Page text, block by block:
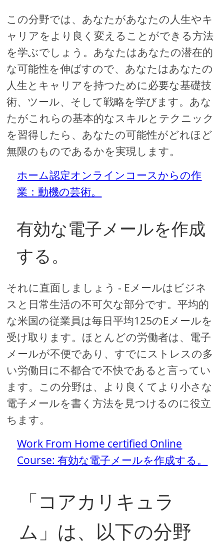
この分野では、あなたがあなたの人生やキ
ャリアをより良く変えることができる方法
を学ぶでしょう。あなたはあなたの潜在的
な可能性を伸ばすので、あなたはあなたの
人生とキャリアを持つために必要な基礎技
術、ツール、そして戦略を学びます。あな
たがこれらの基本的なスキルとテクニック
を習得したら、あなたの可能性がどれほど
無限のものであるかを実現します。
ホーム認定オンラインコースからの作
業：動機の芸術。
有効な電子メールを作成
する。
それに直面しましょう - Eメールはビジネ
スと日常生活の不可欠な部分です。平均的
な米国の従業員は毎日平均125のEメールを
受け取ります。ほとんどの労働者は、電子
メールが不便であり、すでにストレスの多
い労働日に不都合で不快であると言ってい
ます。この分野は、より良くてより小さな
電子メールを書く方法を見つけるのに役立
ちます。
Work From Home certified Online
Course: 有効な電子メールを作成する。
「コアカリキュラ
ム」は、以下の分野